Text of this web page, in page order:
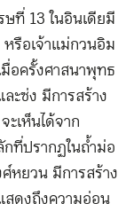
ที่ 13 ในอินเดียมี
หรือเจ้าแม่กวนอิม
อครั้งศาสนาพุทธ
ะซ่ง มีการสร้าง
เห็นได้จาก
ที่ปรากฏในถ้ำม่อ
หยวน มีการสร้าง